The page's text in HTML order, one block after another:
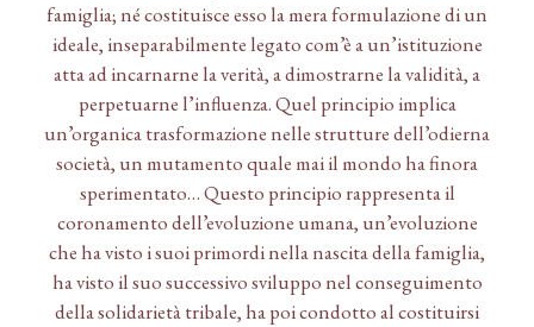
famiglia; né costituisce esso la mera formulazione di un
ideale, inseparabilmente legato com’è a un’istituzione
atta ad incarnarne la verità, a dimostrarne la validità, a
perpetuarne l’influenza. Quel principio implica
un’organica trasformazione nelle strutture dell’odierna
società, un mutamento quale mai il mondo ha finora
sperimentato… Questo principio rappresenta il
coronamento dell’evoluzione umana, un’evoluzione
che ha visto i suoi primordi nella nascita della famiglia,
ha visto il suo successivo sviluppo nel conseguimento
della solidarietà tribale, ha poi condotto al costituirsi